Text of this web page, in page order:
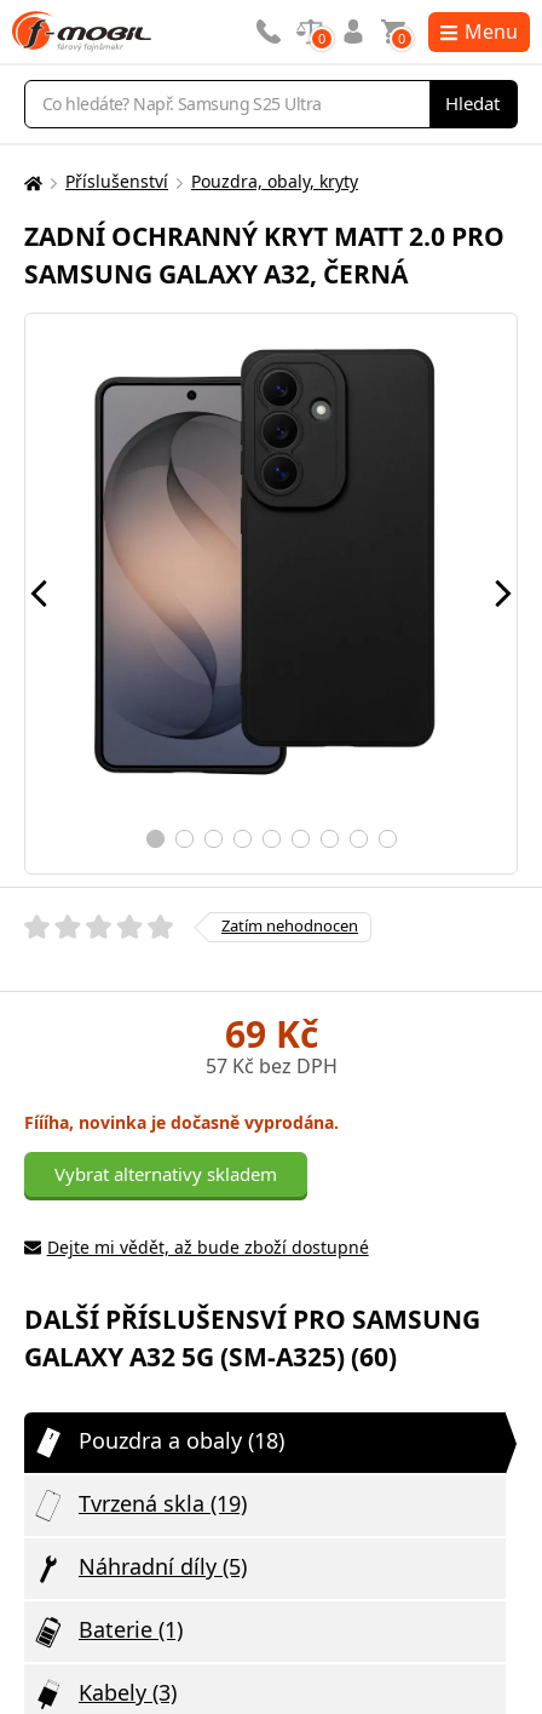
Vyhledávání
Hledat
0 0 Menu
Zde
nacházíte:
Příslušenství Pouzdra, obaly, kryty
ZADNÍ OCHRANNÝ KRYT MATT 2.0 PRO
SAMSUNG GALAXY A32, ČERNÁ
Zatím nehodnocen
69 Kč
57 Kč bez DPH
Fíííha, novinka je dočasně vyprodána.
Vybrat alternativy skladem
Dejte mi vědět, až bude zboží dostupné
DALŠÍ PŘÍSLUŠENSVÍ PRO SAMSUNG
GALAXY A32 5G (SM-A325) (60)
Pouzdra a obaly (18)
Tvrzená skla (19)
Náhradní díly (5)
Baterie (1)
Kabely (3)